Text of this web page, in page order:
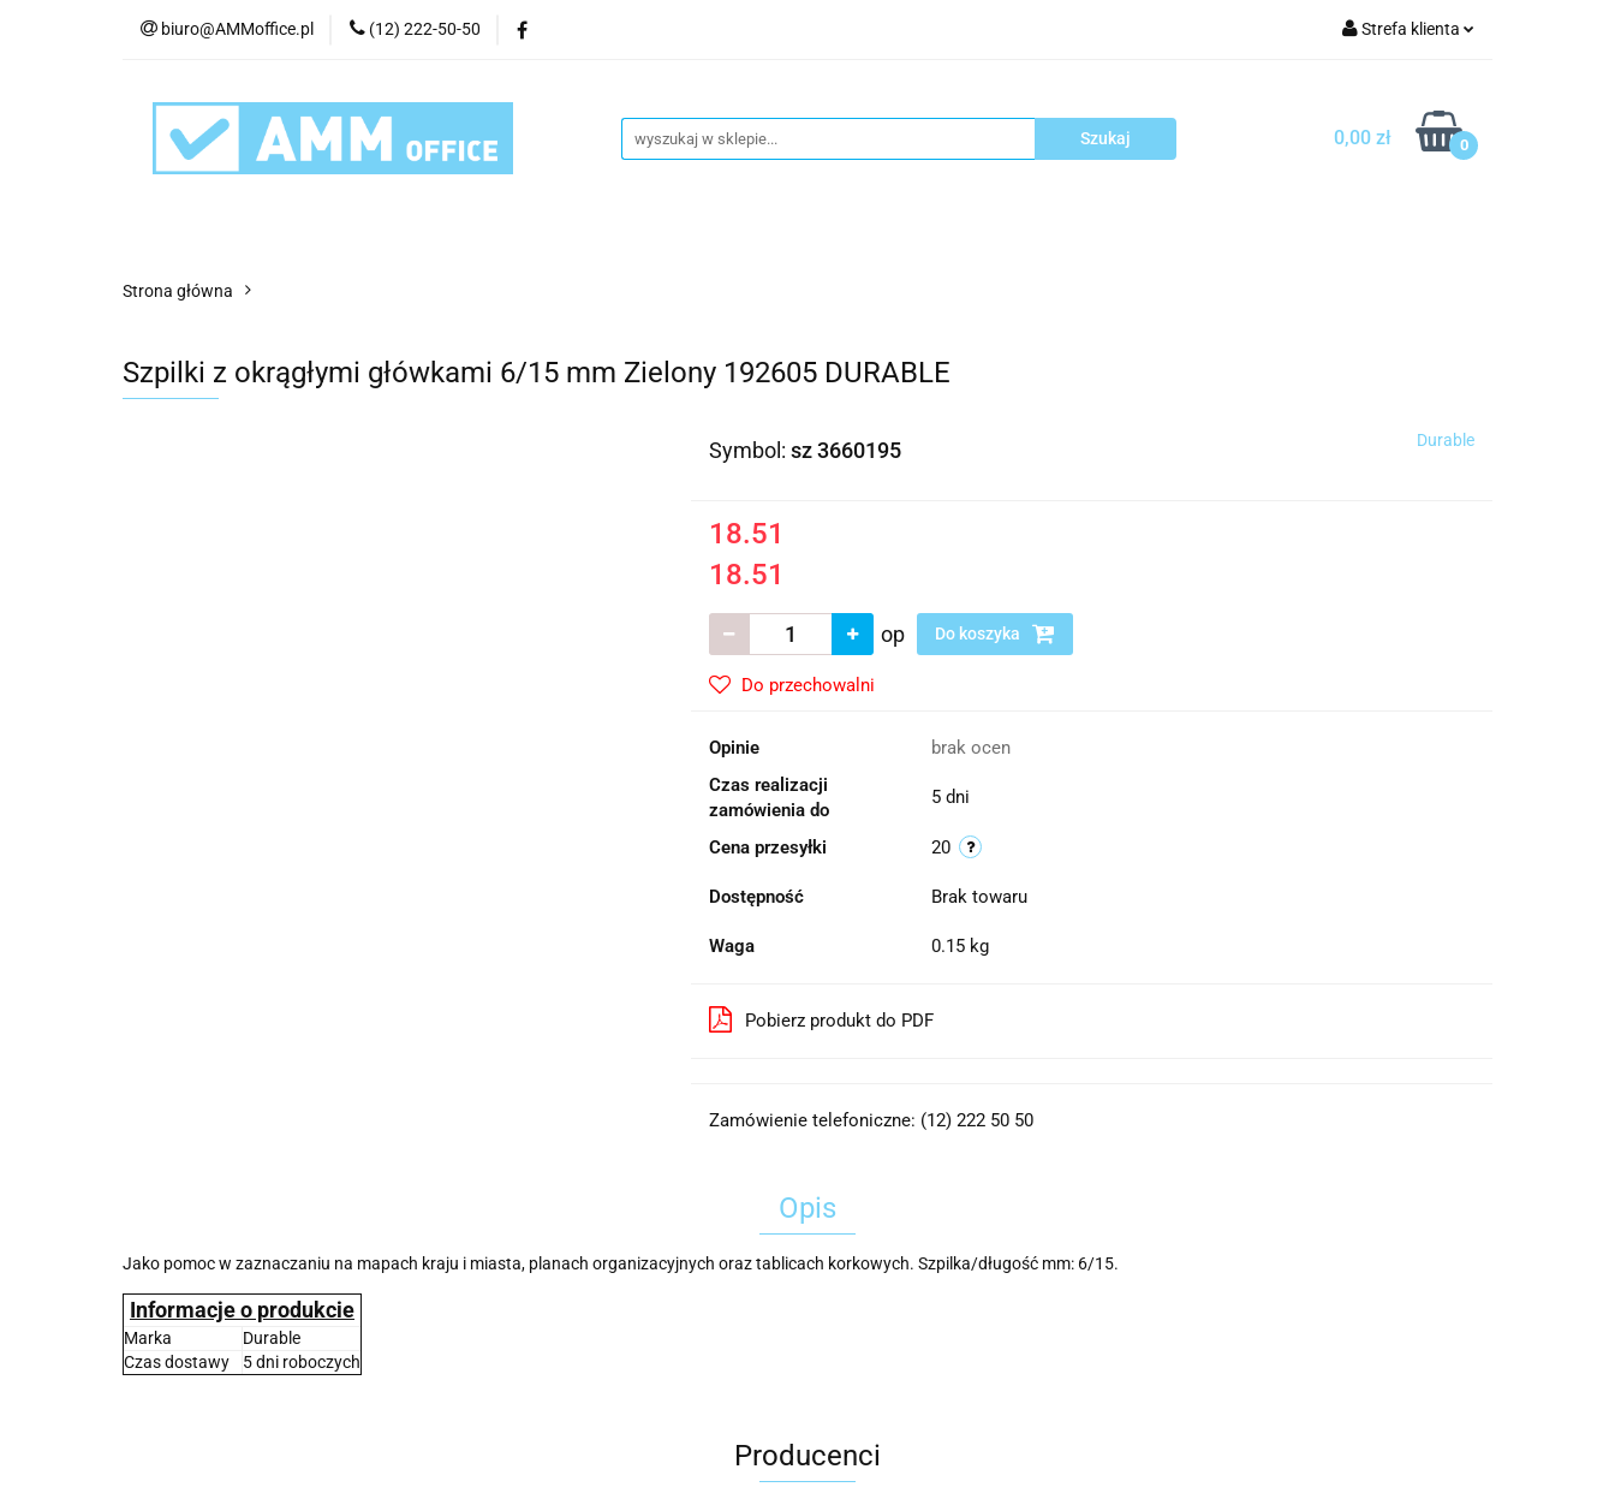
biuro@AMMoffice.pl (12) 222-50-50 Strefa klienta
Zarejestruj się
Dodaj zgłoszenie
0,00 zł 0
Kategorie Artykuły biurowe
Urządzenia i eksploatacja Blog Kontakt
Strona główna
Szpilki z okrągłymi główkami 6/15 mm Zielony 192605 DURABLE
Symbol: sz 3660195 Durable
18.51
18.51
op Do koszyka
Do przechowalni
Opinie
brak ocen
Czas realizacji
zamówienia do
5 dni
Cena przesyłki 20
Dostępność Brak towaru
Waga 0.15 kg
Pobierz produkt do PDF
Zamówienie telefoniczne: (12) 222 50 50
Opis
Jako pomoc w zaznaczaniu na mapach kraju i miasta, planach organizacyjnych oraz tablicach korkowych. Szpilka/długość mm: 6/15.
Informacje o produkcie
Marka
Durable
Czas dostawy
5 dni roboczych
Producenci